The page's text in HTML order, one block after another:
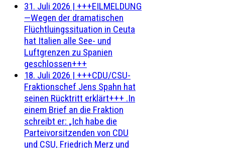
31. Juli 2026 | +++EILMELDUNG
—Wegen der dramatischen
Flüchtluingssituation in Ceuta
hat Italien alle See- und
Luftgrenzen zu Spanien
geschlossen+++
18. Juli 2026 | +++CDU/CSU-
Fraktionschef Jens Spahn hat
seinen Rücktritt erklärt+++ .In
einem Brief an die Fraktion
schreibt er: „Ich habe die
Parteivorsitzenden von CDU
und CSU, Friedrich Merz und